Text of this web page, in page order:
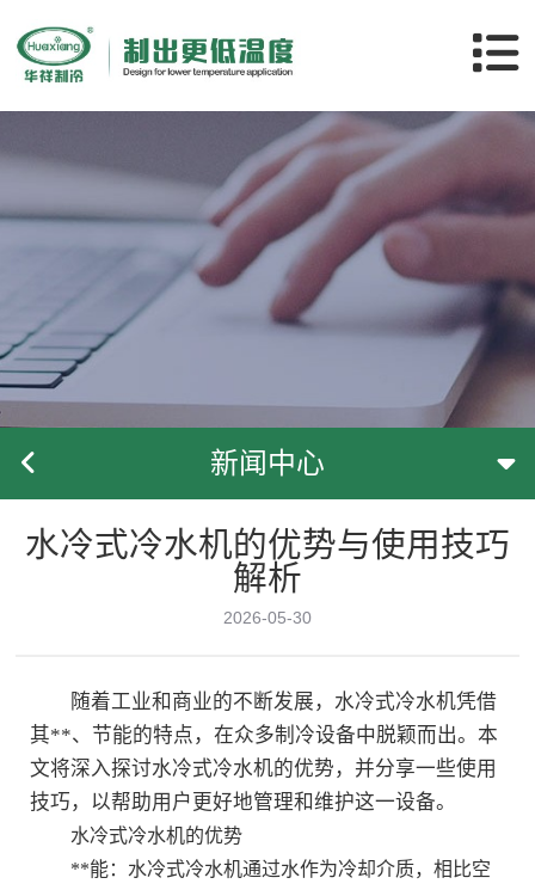
产品中心
应用领域
客户案例
立即咨询
新闻中心
水冷式冷水机的优势与使用技巧
解析
2026-05-30
随着工业和商业的不断发展，水冷式冷水机凭借
其**、节能的特点，在众多制冷设备中脱颖而出。本
文将深入探讨水冷式冷水机的优势，并分享一些使用
技巧，以帮助用户更好地管理和维护这一设备。
水冷式冷水机的优势
**能：水冷式冷水机通过水作为冷却介质，相比空